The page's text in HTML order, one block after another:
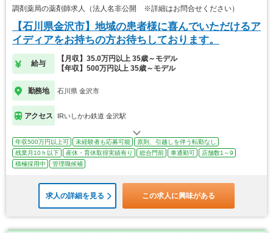
調剤薬局の薬剤師求人（法人名非公開 ※詳細はお問合せください）
【石川県金沢市】地域の患者様に喜んでいただけるア
イディアをお持ちの方お待ちしております。
給与
【月収】35.0万円以上 35歳～モデル
【年収】500万円以上 35歳～モデル
勤務地 石川県 金沢市
アクセス IRいしかわ鉄道 金沢駅
年収500万円以上可 未経験者も応募可能
原則、引越しを伴う転勤なし
残業月10ｈ以下
産休・育休取得実績有り 総合門前 車通勤可
店舗数1～9
積極採用中
管理職候補
求人の詳細を見る この求人に興味がある